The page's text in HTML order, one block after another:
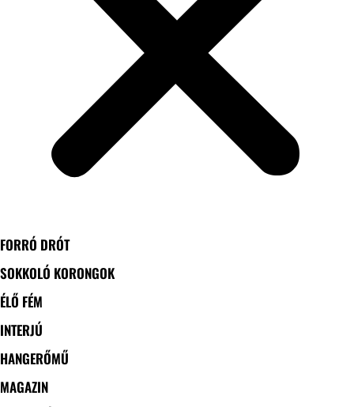
FORRÓ DRÓT
SOKKOLÓ KORONGOK
ÉLŐ FÉM
INTERJÚ
HANGERŐMŰ
MAGAZIN